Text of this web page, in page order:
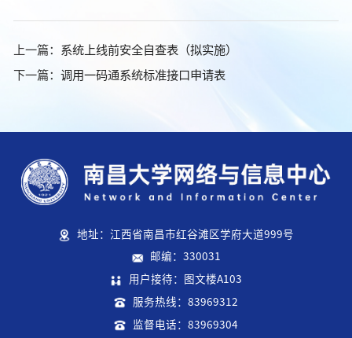
上一篇： 系统上线前安全自查表（拟实施）
下一篇： 调用一码通系统标准接口申请表
地址：江西省南昌市红谷滩区学府大道999号
邮编：330031
用户接待：图文楼A103
服务热线：83969312
监督电话：83969304